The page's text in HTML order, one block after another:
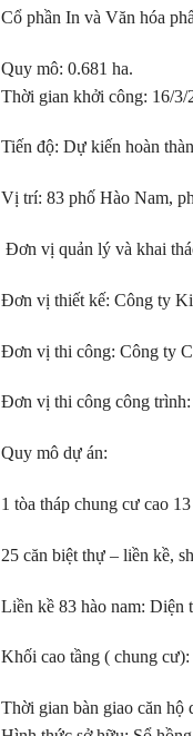
Cổ phần In và Văn hóa
Quy mô: 0.681 ha.
Thời gian khởi công: 16/3/
Tiến độ: Dự kiến hoàn
Vị trí: 83 phố Hào Nam,
Đơn vị quản lý và khai
Đơn vị thiết kế: Công ty
Đơn vị thi công: Công ty
Đơn vị thi công công
Quy mô dự án:
1 tòa tháp chung cư cao
25 căn biệt thự – liền kề,
Liền kề 83 hào nam: Diện
Khối cao tầng ( chung
Thời gian bàn giao căn